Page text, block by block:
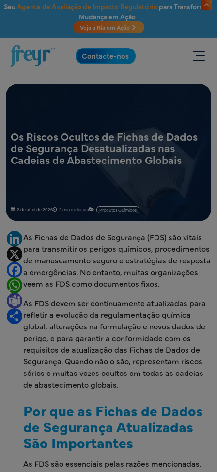
Saltar para o conteúdo principal
Seu Agente de Avaliação de Impacto Regulatóriopara Transformar
Mudança em Ação
Veja a Ria em Ação
.
Contacte-nos
2 de abril de 2026 2 min de leitura Produtos Químicos
Os Riscos Ocultos de Fichas de Dados
de Segurança Desatualizadas nas
Cadeias de Abastecimento Globais
LinkedIn
X
Facebook
WhatsApp
Teams
Share
As Fichas de Dados de Segurança (FDS) são vitais
para transmitir os perigos químicos, procedimentos
de manuseamento seguro e estratégias de resposta
a emergências. No entanto, muitas organizações
veem as FDS como documentos fixos.
As FDS devem ser continuamente atualizadas para
refletir a evolução da regulamentação química
global, alterações na formulação e novos dados de
perigo, e para garantir a conformidade com os
requisitos de atualização das Fichas de Dados de
Segurança. Quando não o são, representam riscos
sérios e muitas vezes ocultos em todas as cadeias
de abastecimento globais.
Por que as Fichas de Dados
de Segurança Atualizadas
São Importantes
As FDS são essenciais pelas razões mencionadas.